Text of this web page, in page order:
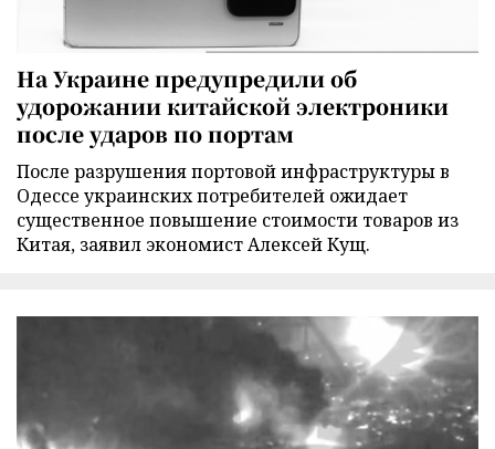
На Украине предупредили об
удорожании китайской электроники
после ударов по портам
После разрушения портовой инфраструктуры в
Одессе украинских потребителей ожидает
существенное повышение стоимости товаров из
Китая, заявил экономист Алексей Кущ.